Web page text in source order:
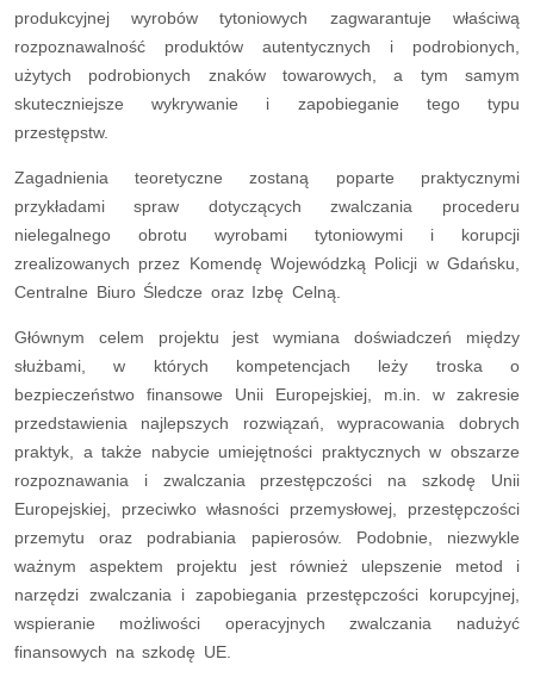
produkcyjnej wyrobów tytoniowych zagwarantuje właściwą
rozpoznawalność produktów autentycznych i podrobionych,
użytych podrobionych znaków towarowych, a tym samym
skuteczniejsze wykrywanie i zapobieganie tego typu
przestępstw.
Zagadnienia teoretyczne zostaną poparte praktycznymi
przykładami spraw dotyczących zwalczania procederu
nielegalnego obrotu wyrobami tytoniowymi i korupcji
zrealizowanych przez Komendę Wojewódzką Policji w Gdańsku,
Centralne Biuro Śledcze oraz Izbę Celną.
Głównym celem projektu jest wymiana doświadczeń między
służbami, w których kompetencjach leży troska o
bezpieczeństwo finansowe Unii Europejskiej, m.in. w zakresie
przedstawienia najlepszych rozwiązań, wypracowania dobrych
praktyk, a także nabycie umiejętności praktycznych w obszarze
rozpoznawania i zwalczania przestępczości na szkodę Unii
Europejskiej, przeciwko własności przemysłowej, przestępczości
przemytu oraz podrabiania papierosów. Podobnie, niezwykle
ważnym aspektem projektu jest również ulepszenie metod i
narzędzi zwalczania i zapobiegania przestępczości korupcyjnej,
wspieranie możliwości operacyjnych zwalczania nadużyć
finansowych na szkodę UE.